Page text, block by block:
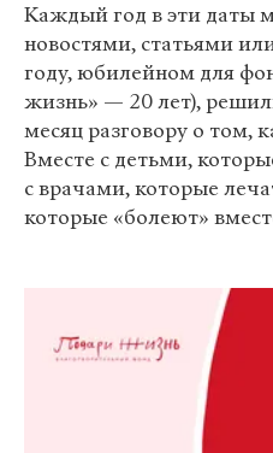
Каждый год в эти
новостями, статьями
году, юбилейном для
жизнь» — 20 лет),
месяц разговору о том,
Вместе с детьми,
с врачами, которые
которые «болеют»